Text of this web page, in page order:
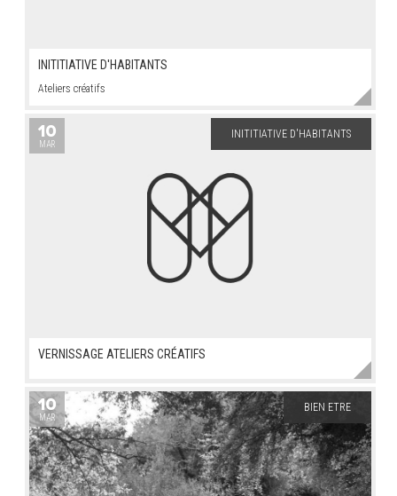
INITITIATIVE D'HABITANTS
Ateliers créatifs
VERNISSAGE ATELIERS CRÉATIFS
10
MAR
INITITIATIVE D'HABITANTS
10
MAR
BIEN ETRE